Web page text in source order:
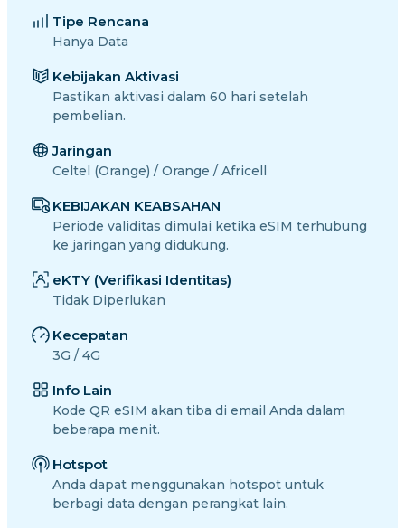
Tipe Rencana
Hanya Data
Kebijakan Aktivasi
Pastikan aktivasi dalam 60 hari setelah
pembelian.
Jaringan
Celtel (Orange) / Orange / Africell
KEBIJAKAN KEABSAHAN
Periode validitas dimulai ketika eSIM terhubung
ke jaringan yang didukung.
eKTY (Verifikasi Identitas)
Tidak Diperlukan
Kecepatan
3G / 4G
Info Lain
Kode QR eSIM akan tiba di email Anda dalam
beberapa menit.
Hotspot
Anda dapat menggunakan hotspot untuk
berbagi data dengan perangkat lain.